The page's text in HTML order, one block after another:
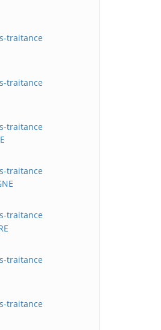
traitance
traitance
traitance
traitance
traitance
traitance
traitance